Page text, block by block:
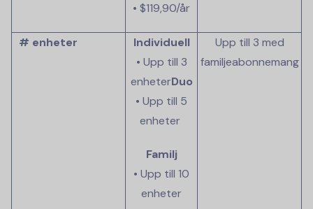
• $119,90/år
# enheter
Individuell
• Upp till 3
enheterDuo
• Upp till 5
enheter
Familj
• Upp till 10
enheter
Upp till 3 med
familjeabonnemang